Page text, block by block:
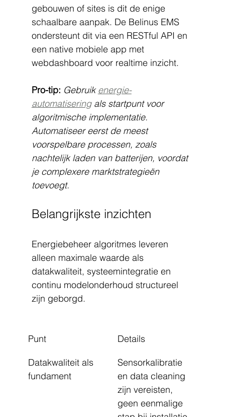
gebouwen of sites is dit de enige
schaalbare aanpak. De Belinus EMS
ondersteunt dit via een RESTful API en
een native mobiele app met
webdashboard voor realtime inzicht.
Pro-tip: Gebruik energie-
automatisering als startpunt voor
algoritmische implementatie.
Automatiseer eerst de meest
voorspelbare processen, zoals
nachtelijk laden van batterijen, voordat
je complexere marktstrategieën
toevoegt.
Belangrijkste inzichten
Energiebeheer algoritmes leveren
alleen maximale waarde als
datakwaliteit, systeemintegratie en
continu modelonderhoud structureel
zijn geborgd.
Punt Details
Datakwaliteit als
fundament
Sensorkalibratie
en data cleaning
zijn vereisten,
geen eenmalige